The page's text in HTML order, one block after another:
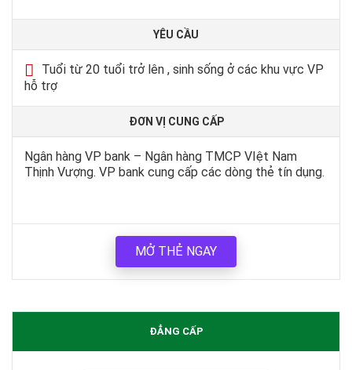
YÊU CẦU
Tuổi từ 20 tuổi trở lên , sinh sống ở các khu vực VP
hỗ trợ
ĐƠN VỊ CUNG CẤP
Ngân hàng VP bank – Ngân hàng TMCP VIệt Nam
Thịnh Vượng. VP bank cung cấp các dòng thẻ tín dụng.
MỞ THẺ NGAY
ĐẲNG CẤP